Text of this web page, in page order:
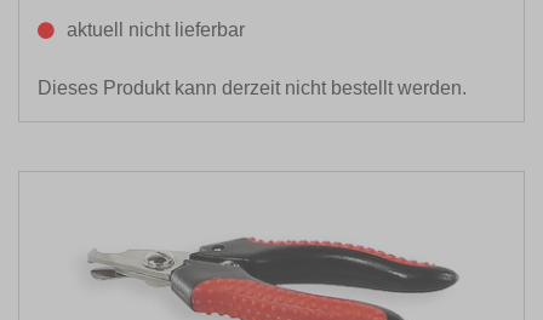
aktuell nicht lieferbar
Dieses Produkt kann derzeit nicht bestellt werden.